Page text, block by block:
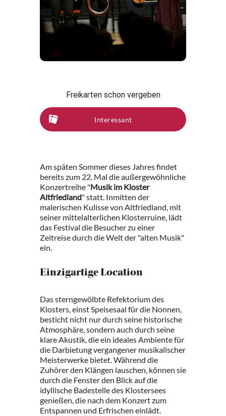
Freikarten schon vergeben
Interessant
Am späten Sommer dieses Jahres findet
bereits zum 22. Mal die außergewöhnliche
Konzertreihe "Musik im Kloster
Altfriedland" statt. Inmitten der
malerischen Kulisse von Altfriedland, mit
seiner mittelalterlichen Klosterruine, lädt
das Festival die Besucher zu einer
Zeitreise durch die Welt der "alten Musik"
ein.
Einzigartige Location
Das sterngewölbte Refektorium des
Klosters, einst Speisesaal für die Nonnen,
besticht nicht nur durch seine historische
Atmosphäre, sondern auch durch seine
klare Akustik, die ein ideales Ambiente für
die Darbietung vergangener musikalischer
Meisterwerke bietet. Während die
Zuhörer den Klängen lauschen, können sie
durch die Fenster den Blick auf die
idyllische Badestelle des Klostersees
genießen, die nach dem Konzert zum
Entspannen und Erfrischen einlädt.